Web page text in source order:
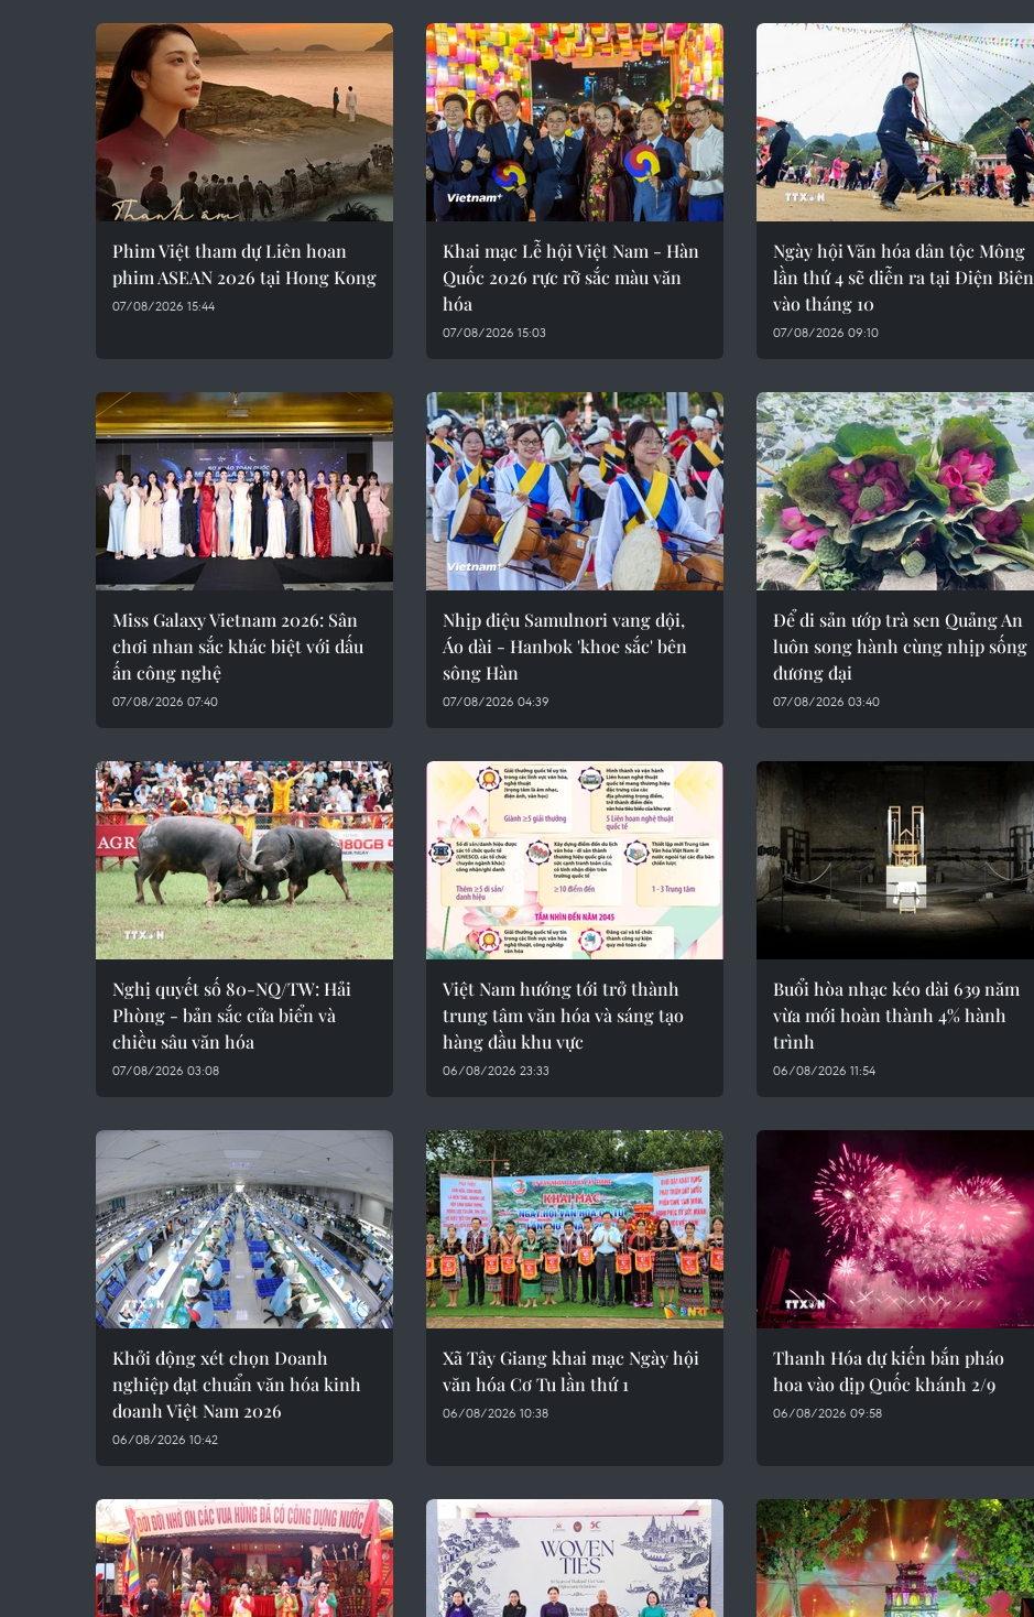
Phim Việt tham dự Liên hoan
phim ASEAN 2026 tại Hong Kong
07/08/2026 15:44
Khai mạc Lễ hội Việt Nam - Hàn
Quốc 2026 rực rỡ sắc màu văn
hóa
07/08/2026 15:03
Ngày hội Văn hóa dân tộc Mông
lần thứ 4 sẽ diễn ra tại Điện Biên
vào tháng 10
07/08/2026 09:10
Miss Galaxy Vietnam 2026: Sân
chơi nhan sắc khác biệt với dấu
ấn công nghệ
07/08/2026 07:40
Nhịp điệu Samulnori vang dội,
Áo dài - Hanbok 'khoe sắc' bên
sông Hàn
07/08/2026 04:39
Để di sản ướp trà sen Quảng An
luôn song hành cùng nhịp sống
đương đại
07/08/2026 03:40
Nghị quyết số 80-NQ/TW: Hải
Phòng - bản sắc cửa biển và
chiều sâu văn hóa
07/08/2026 03:08
Việt Nam hướng tới trở thành
trung tâm văn hóa và sáng tạo
hàng đầu khu vực
06/08/2026 23:33
Buổi hòa nhạc kéo dài 639 năm
vừa mới hoàn thành 4% hành
trình
06/08/2026 11:54
Khởi động xét chọn Doanh
nghiệp đạt chuẩn văn hóa kinh
doanh Việt Nam 2026
06/08/2026 10:42
Xã Tây Giang khai mạc Ngày hội
văn hóa Cơ Tu lần thứ 1
06/08/2026 10:38
Thanh Hóa dự kiến bắn pháo
hoa vào dịp Quốc khánh 2/9
06/08/2026 09:58